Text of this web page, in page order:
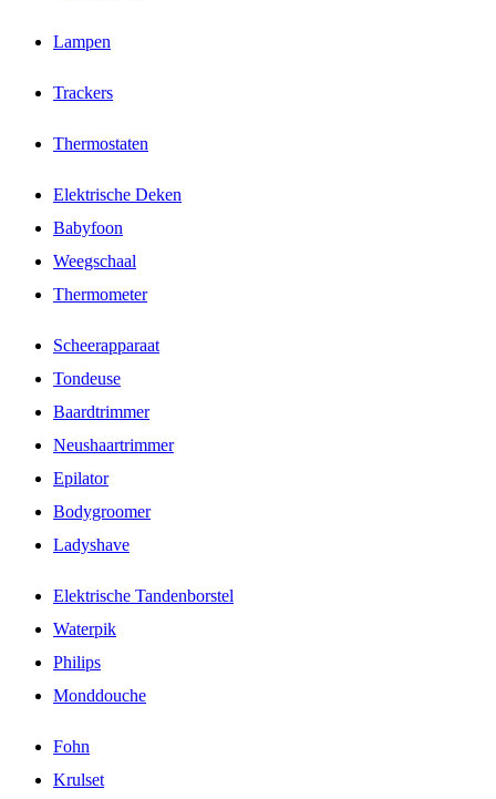
Lampen
Trackers
Thermostaten
Elektrische Deken
Babyfoon
Weegschaal
Thermometer
Scheerapparaat
Tondeuse
Baardtrimmer
Neushaartrimmer
Epilator
Bodygroomer
Ladyshave
Elektrische Tandenborstel
Waterpik
Philips
Monddouche
Fohn
Krulset